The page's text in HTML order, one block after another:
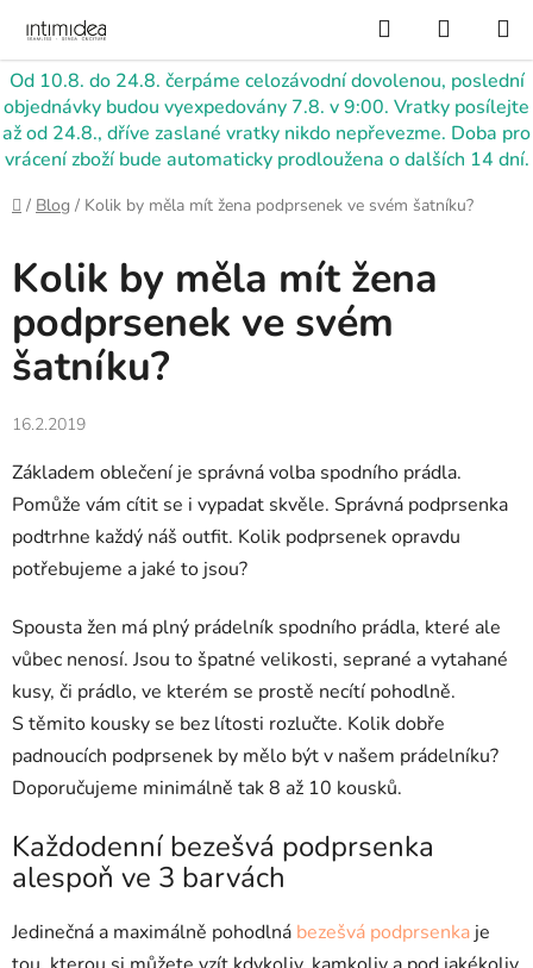
obsah
Od 10.8. do 24.8. čerpáme celozávodní dovolenou, poslední
objednávky budou vyexpedovány 7.8. v 9:00. Vratky posílejte
až od 24.8., dříve zaslané vratky nikdo nepřevezme. Doba pro
vrácení zboží bude automaticky prodloužena o dalších 14 dní.
Hledat
KOŠÍK
Domů
/ Blog / Kolik by měla mít žena podprsenek ve svém šatníku?
Kolik by měla mít žena
podprsenek ve svém
šatníku?
16.2.2019
Základem oblečení je správná volba spodního prádla.
Pomůže vám cítit se i vypadat skvěle. Správná podprsenka
podtrhne každý náš outfit. Kolik podprsenek opravdu
potřebujeme a jaké to jsou?
Spousta žen má plný prádelník spodního prádla, které ale
vůbec nenosí. Jsou to špatné velikosti, seprané a vytahané
kusy, či prádlo, ve kterém se prostě necítí pohodlně.
S těmito kousky se bez lítosti rozlučte. Kolik dobře
padnoucích podprsenek by mělo být v našem prádelníku?
Doporučujeme minimálně tak 8 až 10 kousků.
Každodenní bezešvá podprsenka
alespoň ve 3 barvách
Jedinečná a maximálně pohodlná bezešvá podprsenka je